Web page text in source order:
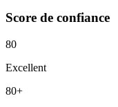
Score de confiance
80
Excellent
80+